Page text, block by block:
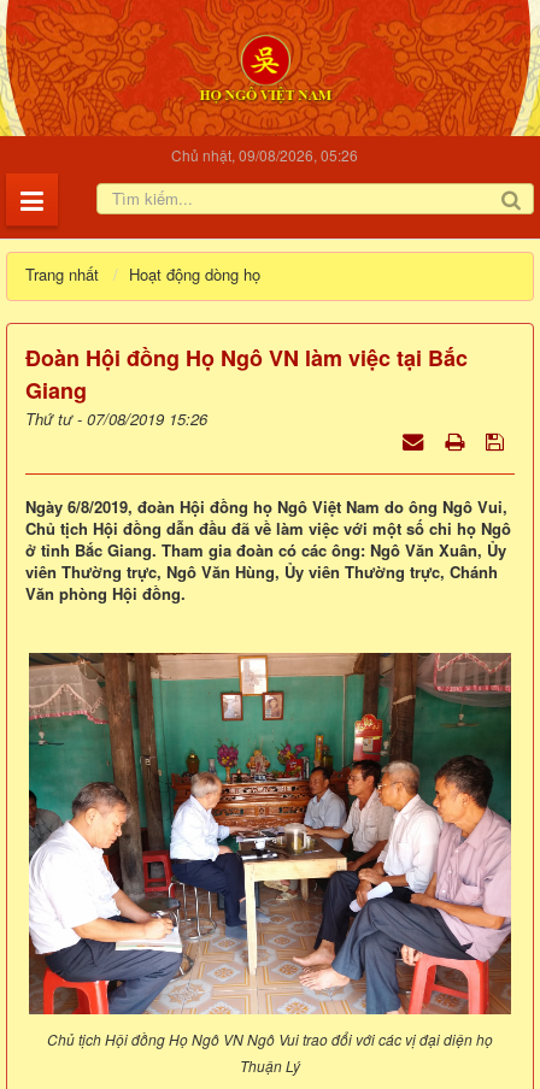
Chủ nhật, 09/08/2026, 05:26
Trang nhất Hoạt động dòng họ
Đoàn Hội đồng Họ Ngô VN làm việc tại Bắc
Giang
Thứ tư - 07/08/2019 15:26
Ngày 6/8/2019, đoàn Hội đồng họ Ngô Việt Nam do ông Ngô Vui,
Chủ tịch Hội đồng dẫn đầu đã về làm việc với một số chi họ Ngô
ở tỉnh Bắc Giang. Tham gia đoàn có các ông: Ngô Văn Xuân, Ủy
viên Thường trực, Ngô Văn Hùng, Ủy viên Thường trực, Chánh
Văn phòng Hội đồng.
Chủ tịch Hội đồng Họ Ngô VN Ngô Vui trao đổi với các vị đại diện họ
Thuận Lý